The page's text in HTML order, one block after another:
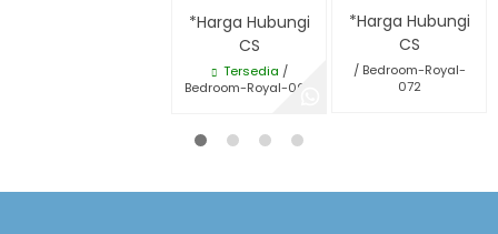
*Harga Hubungi
CS
Tersedia /
Bedroom-Royal-062
*Harga Hubungi
CS
/ Bedroom-Royal-
072